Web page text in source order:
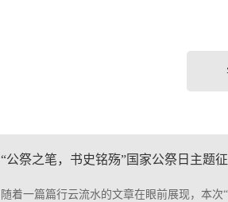
“公祭之笔，书史铭殇”国家公祭日主题
随着一篇篇行云流水的文章在眼前展现，本次